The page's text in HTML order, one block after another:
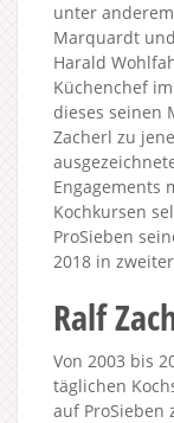
unter
Marquardt
Harald
Küchenchef
dieses seinen
Zacherl zu
Engagements
Kochkursen
ProSieben
2018 in
Ralf
Von 2003 bis
täglichen
auf ProSieben